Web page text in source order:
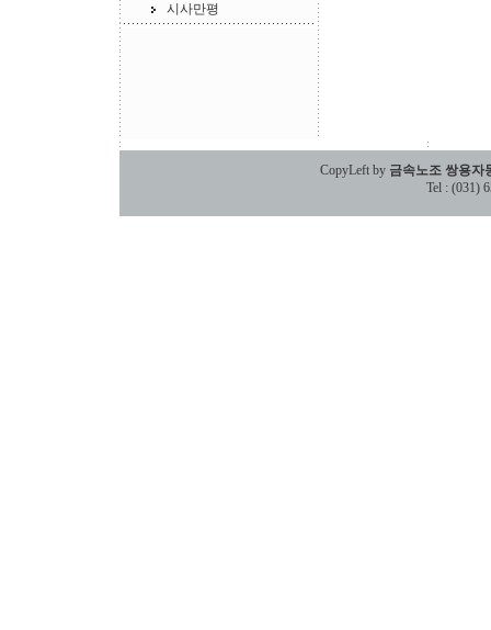
시사만평
CopyLeft by 금속노조 쌍용자
Tel : (031)